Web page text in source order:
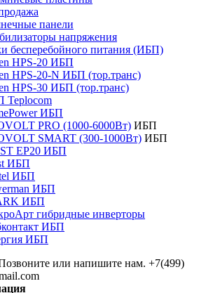
панели
напряжения
бесперебойного питания (ИБП)
HPS-20 ИБП
HPS-20-N ИБП (тор.транс)
HPS-30 ИБП (тор.транс)
Teplocom
ИБП
PRO (1000-6000Вт) ИБП
SMART (300-1000Вт) ИБП
EP20 ИБП
ИБП
ИБП
ИБП
ИБП
гибридные инверторы
ИБП
ИБП
или напишите нам. +7(499)